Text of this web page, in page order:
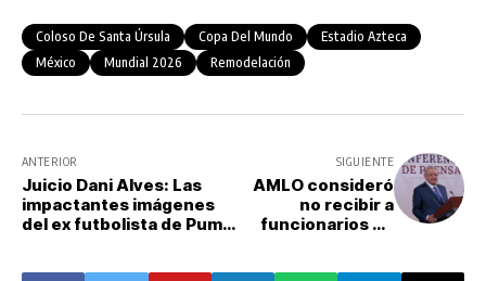
Coloso De Santa Úrsula Copa Del Mundo
Estadio Azteca
México
Mundial 2026 Remodelación
ANTERIOR
Juicio Dani Alves: Las
impactantes imágenes
del ex futbolista de Pumas
SIGUIENTE
AMLO consideró
no recibir a
funcionarios de